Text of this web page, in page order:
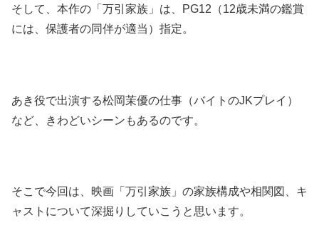
そして、本作の「万引家族」は、PG12（12歳未満の鑑賞
には、保護者の同伴が適当）指定。
あき役で出演する松岡茉優の仕事（バイトのJKプレイ）
など、きわどいシーンもあるのです。
そこで今回は、映画「万引家族」の家族構成や相関図、キ
ャストについて深掘りしていこうと思います。